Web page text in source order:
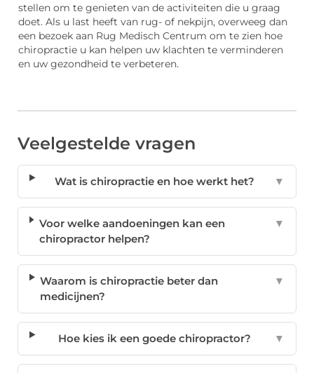
stellen om te genieten van de activiteiten die u graag
doet. Als u last heeft van rug- of nekpijn, overweeg dan
een bezoek aan Rug Medisch Centrum om te zien hoe
chiropractie u kan helpen uw klachten te verminderen
en uw gezondheid te verbeteren.
Veelgestelde vragen
Wat is chiropractie en hoe werkt het? ▼
Voor welke aandoeningen kan een
chiropractor helpen?
▼
Waarom is chiropractie beter dan
medicijnen?
▼
Hoe kies ik een goede chiropractor? ▼